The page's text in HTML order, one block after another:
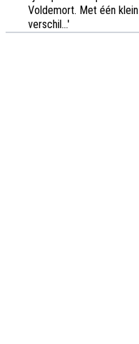
Voldemort. Met één klein
verschil...'